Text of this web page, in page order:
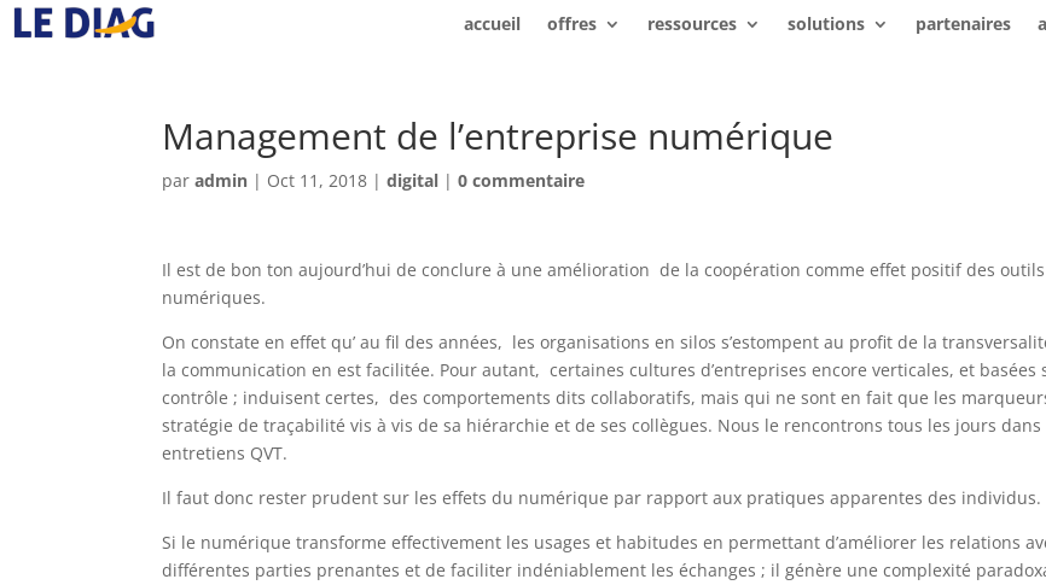
accueil offres ressources solutions partenaires
Management de l’entreprise numérique
paradmin | Oct 11, 2018 |digital |0 commentaire
Il est de bon ton aujourd’hui de conclure à une amélioration de la coopération comme effet positif des outils
numériques.
On constate en effet qu’ au fil des années, les organisations en silos s’estompent au profit de la
la communication en est facilitée. Pour autant, certaines cultures d’entreprises encore verticales, et basées
contrôle ; induisent certes, des comportements dits collaboratifs, mais qui ne sont en fait que les
stratégie de traçabilité vis à vis de sa hiérarchie et de ses collègues. Nous le rencontrons tous les jours dans
entretiens QVT.
Il faut donc rester prudent sur les effets du numérique par rapport aux pratiques apparentes des individus.
Si le numérique transforme effectivement les usages et habitudes en permettant d’améliorer les relations
différentes parties prenantes et de faciliter indéniablement les échanges ; il génère une complexité